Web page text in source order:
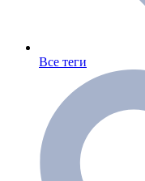
Все теги